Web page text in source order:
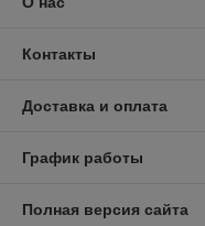
Контакты
Доставка и оплата
График работы
Полная версия сайта